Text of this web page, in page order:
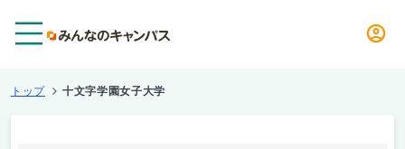
トップ 十文字学園女子大学